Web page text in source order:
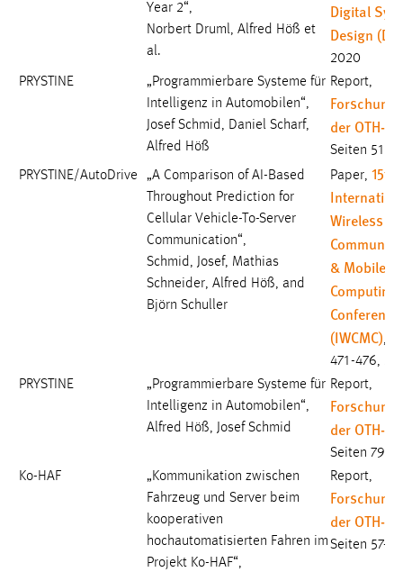
Year 2“,
Norbert Druml, Alfred Höß et
al.
Digital
Design
2020
PRYSTINE
„Programmierbare Systeme für
Intelligenz in Automobilen“,
Josef Schmid, Daniel Scharf,
Alfred Höß
Report,
der OTH-
Seiten 51-
PRYSTINE/AutoDrive
„A Comparison of AI-Based
Throughout Prediction for
Cellular Vehicle-To-Server
Communication“,
Schmid, Josef, Mathias
Schneider, Alfred Höß, and
Björn Schuller
Paper, 15th
Wireless
& Mobile
Computing
Conference
(IWCMC),
471-476,
PRYSTINE
„Programmierbare Systeme für
Intelligenz in Automobilen“,
Alfred Höß, Josef Schmid
Report,
der OTH-
Seiten 79-
Ko-HAF
„Kommunikation zwischen
Fahrzeug und Server beim
kooperativen
hochautomatisierten Fahren im
Projekt Ko-HAF“,
Report,
der OTH-
Seiten 57-